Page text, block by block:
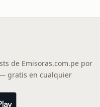
de Emisoras.com.pe por
gratis en cualquier